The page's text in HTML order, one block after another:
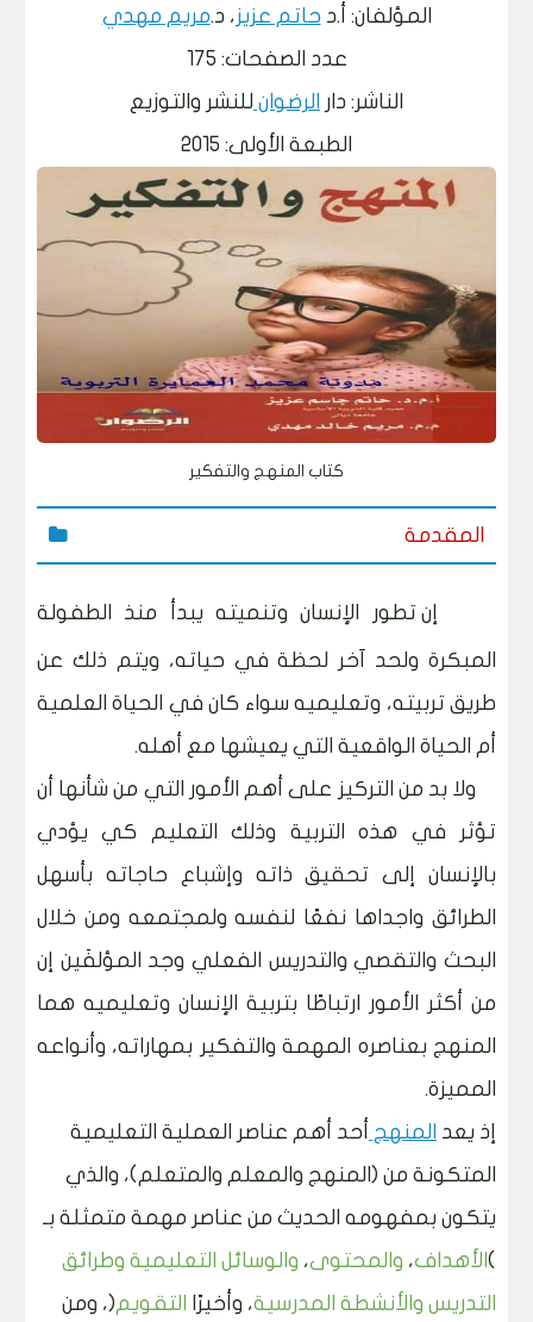
المؤلفان: أ.د حاتم عزيز، د.مريم مهدي
عدد الصفحات: 175
الناشر: دار الرضوان للنشر والتوزيع
الطبعة الأولى: 2015
كتاب المنهج والتفكير
المقدمة
إن تطور الإنسان وتنميته يبدأ منذ الطفولة
المبكرة ولحد آخر لحظة في حياته، ويتم ذلك عن
طريق تربيته، وتعليميه سواء كان في الحياة العلمية
أم الحياة الواقعية التي يعيشها مع أهله.
ولا بد من التركيز على أهم الأمور التي من شأنها أن
تؤثر في هذه التربية وذلك التعليم كي يؤدي
بالإنسان إلى تحقيق ذاته وإشباع حاجاته بأسهل
الطرائق واجداها نفعًا لنفسه ولمجتمعه ومن خلال
البحث والتقصي والتدريس الفعلي وجد المؤلفَين إن
من أكثر الأمور ارتباطًا بتربية الإنسان وتعليميه هما
المنهج بعناصره المهمة والتفكير بمهاراته، وأنواعه
المميزة.
إذ يعد المنهج أحد أهم عناصر العملية التعليمية
المتكونة من (المنهج والمعلم والمتعلم)، والذي
يتكون بمفهومه الحديث من عناصر مهمة متمثلة بـ
( الأهداف، والمحتوى، والوسائل التعليمية وطرائق
التدريس والأنشطة المدرسية، وأخيرًا التقويم)، ومن